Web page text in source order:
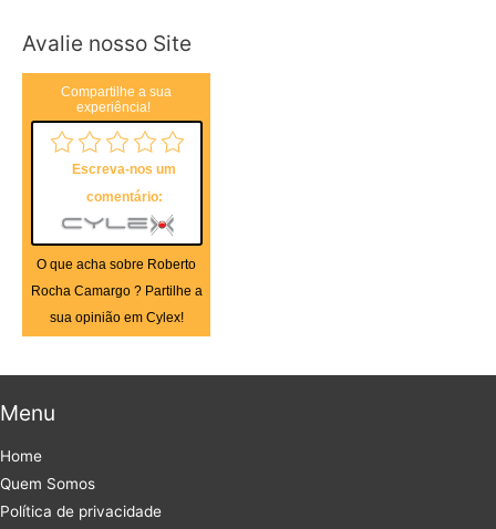
Avalie nosso Site
Compartilhe a sua
experiência!
Escreva-nos um
comentário:
O que acha sobre Roberto
Rocha Camargo ? Partilhe a
sua opinião em Cylex!
Menu
Home
Quem Somos
Política de privacidade